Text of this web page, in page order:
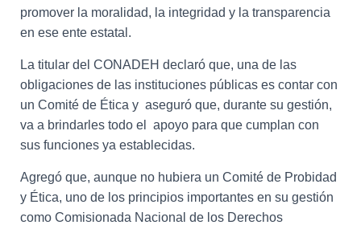
promover la moralidad, la integridad y la transparencia
en ese ente estatal.
La titular del CONADEH declaró que, una de las
obligaciones de las instituciones públicas es contar con
un Comité de Ética y aseguró que, durante su gestión,
va a brindarles todo el apoyo para que cumplan con
sus funciones ya establecidas.
Agregó que, aunque no hubiera un Comité de Probidad
y Ética, uno de los principios importantes en su gestión
como Comisionada Nacional de los Derechos